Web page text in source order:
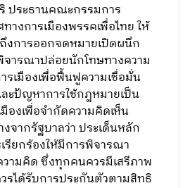
ประธานคณะกรรมการ
างการเมืองพรรคเพื่อไทย ให้
การออกจดหมายเปิดผนึก
จารณาปล่อยนักโทษทางความ
รเมืองเพื่อฟื้นฟูความเชื่อมั่น
ะปัญหาการใช้กฎหมายเป็น
องเพื่อจำกัดความคิดเห็น
จากรัฐบาลว่า ประเด็นหลัก
รียกร้องให้มีการพิจารณา
ามคิด ซึ่งทุกคนควรมีเสรีภาพ
รได้รับการประกันตัวตามสิทธิ